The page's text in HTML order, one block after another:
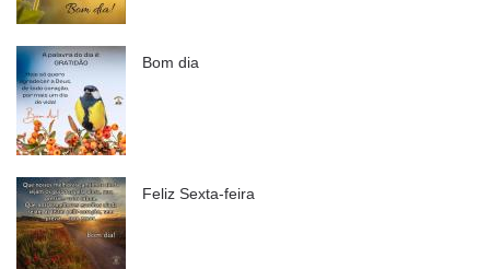
Bom dia
Feliz Sexta-feira